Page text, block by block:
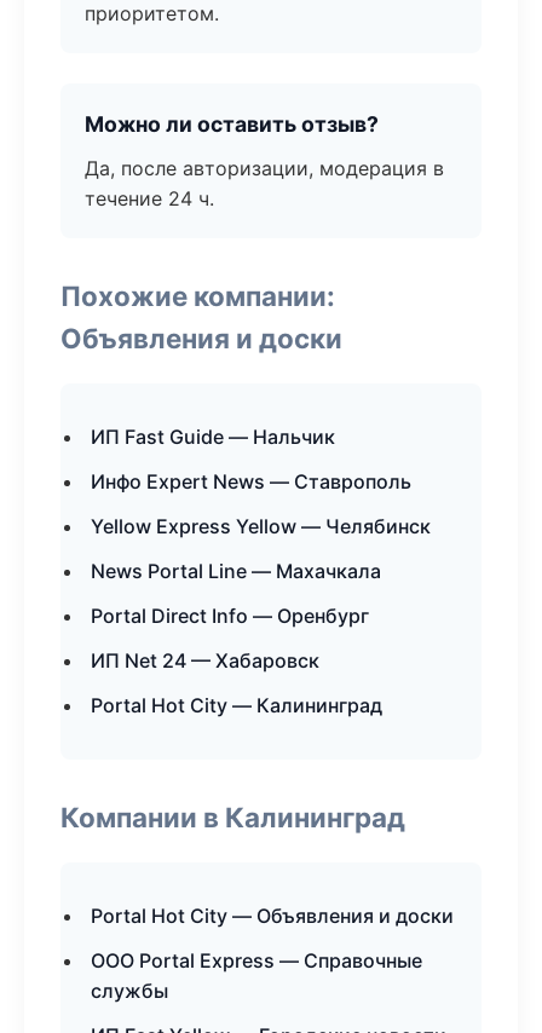
приоритетом.
Можно ли оставить отзыв?
Да, после авторизации, модерация в
течение 24 ч.
Похожие компании:
Объявления и доски
ИП Fast Guide — Нальчик
Инфо Expert News — Ставрополь
Yellow Express Yellow — Челябинск
News Portal Line — Махачкала
Portal Direct Info — Оренбург
ИП Net 24 — Хабаровск
Portal Hot City — Калининград
Компании в Калининград
Portal Hot City — Объявления и доски
ООО Portal Express — Справочные
службы